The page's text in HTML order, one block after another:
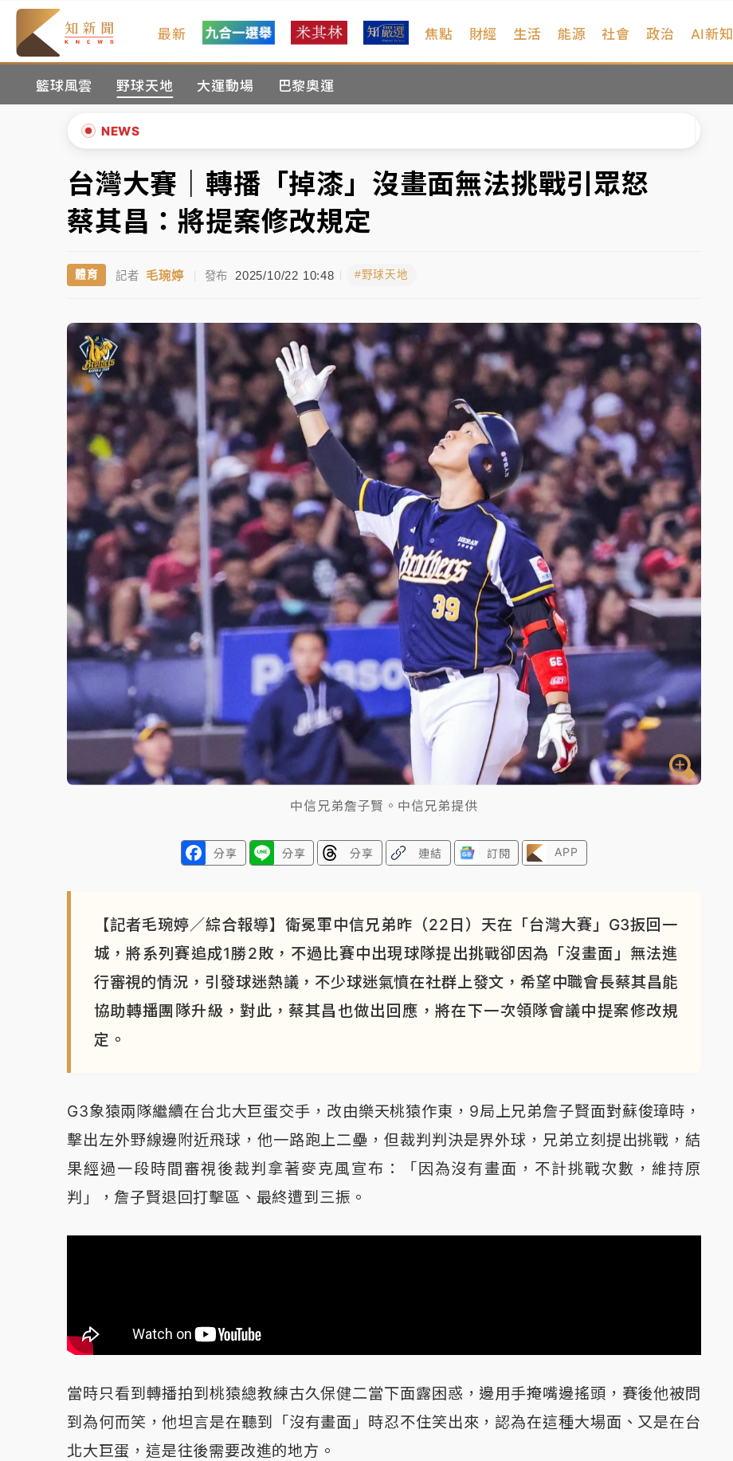
最新 焦點 財經 生活 能源 社會 政治 AI新知
籃球風雲 野球天地 大運動場 巴黎奧運
NEWS
暑假過三周才推「E宿新北打卡趣」！抽獎程序複雜 觀旅局回應了
中信慈善基金會想增加董事人數！辜仲諒向法院聲請遭駁 理由曝光
故宮《龍藏經》特展第2檔！今線上預約開賣一度塞車 周六起展出延長至晚上7時
台東農業處長涉圖利渡假村！東檢抗告成功 今重開羈押庭
女律師陳昱瑄詐慈濟10億！黃金158kg遭查扣畫面曝光
中信慈善基金會想增加董事人數！辜仲諒向法院聲請遭駁 理由曝光
故宮《龍藏經》特展第2檔！今線上預約開賣一度塞車 周六起展出延長至晚上7時
台東農業處長涉圖利渡假村！東檢抗告成功 今重開羈押庭
父親節泡湯了！中颱白海豚雨彈轟3天 「紅到發紫」降雨熱區曝
▲
▼
台灣大賽｜轉播「掉漆」沒畫面無法挑戰引眾怒
蔡其昌：將提案修改規定
體育 記者 毛琬婷 | 發布 2025/10/22 10:48 #野球天地
中信兄弟詹子賢。中信兄弟提供
分享 分享 分享 連結 訂閱 APP
【記者毛琬婷／綜合報導】衛冕軍中信兄弟昨（22日）天在「台灣大賽」G3扳回一
城，將系列賽追成1勝2敗，不過比賽中出現球隊提出挑戰卻因為「沒畫面」無法進
行審視的情況，引發球迷熱議，不少球迷氣憤在社群上發文，希望中職會長蔡其昌能
協助轉播團隊升級，對此，蔡其昌也做出回應，將在下一次領隊會議中提案修改規
定。
G3象猿兩隊繼續在台北大巨蛋交手，改由樂天桃猿作東，9局上兄弟詹子賢面對蘇俊璋時，
擊出左外野線邊附近飛球，他一路跑上二壘，但裁判判決是界外球，兄弟立刻提出挑戰，結
果經過一段時間審視後裁判拿著麥克風宣布：「因為沒有畫面，不計挑戰次數，維持原
判」，詹子賢退回打擊區、最終遭到三振。
當時只看到轉播拍到桃猿總教練古久保健二當下面露困惑，邊用手掩嘴邊搖頭，賽後他被問
到為何而笑，他坦言是在聽到「沒有畫面」時忍不住笑出來，認為在這種大場面、又是在台
北大巨蛋，這是往後需要改進的地方。